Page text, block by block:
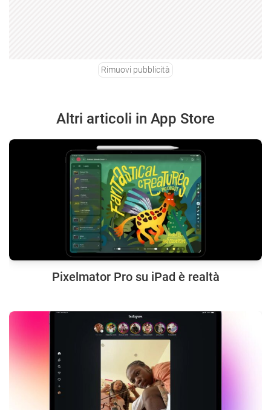
Rimuovi pubblicità
Altri articoli in App Store
Pixelmator Pro su iPad è realtà